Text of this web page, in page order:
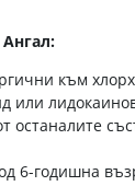
към
или
останалите
6-годишна